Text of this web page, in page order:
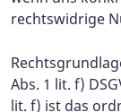
rechtswidrige
Abs. 1 lit. f)
lit. f) ist das